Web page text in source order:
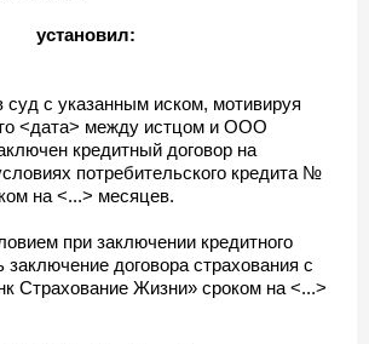
установил:
с указанным иском, мотивируя
<дата> между истцом и ООО
кредитный договор на
потребительского кредита №
на <...> месяцев.
при заключении кредитного
заключение договора страхования с
Жизни» сроком на <...>